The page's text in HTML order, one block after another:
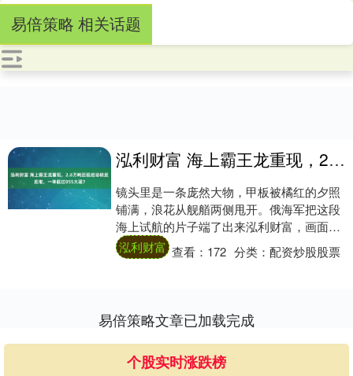
易倍策略 相关话题
泓利财富 海上霸王龙重现，2.8万吨巨舰启动核反应堆，一举超过055大驱？
镜头里是一条庞然大物，甲板被橘红的夕照
铺满，浪花从舰艏两侧甩开。俄海军把这段
海上试航的片子端了出来泓利财富，画面拍
摄时间落在今年八月至十一月。 一艘排水量
约二点....
泓利财富 查看： 172 分类：配资炒股股票
易倍策略文章已加载完成
个股实时涨跌榜